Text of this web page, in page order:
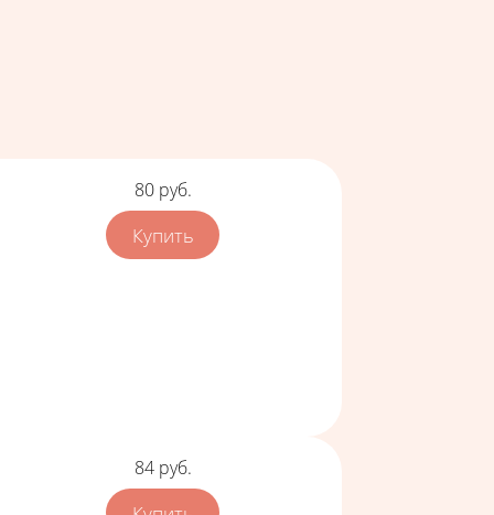
Цена
80 руб.
Цена
84 руб.